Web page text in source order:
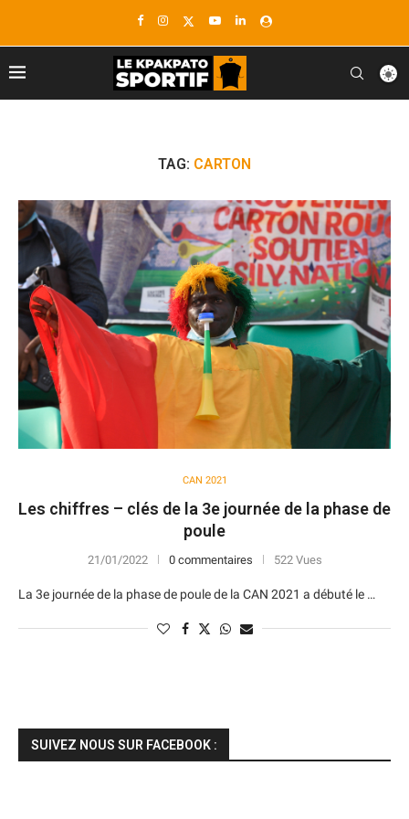
TAG: CARTON
CAN 2021
Les chiffres – clés de la 3e journée de la phase de
poule
21/01/2022 0 commentaires 522 Vues
La 3e journée de la phase de poule de la CAN 2021 a débuté le …
SUIVEZ NOUS SUR FACEBOOK :